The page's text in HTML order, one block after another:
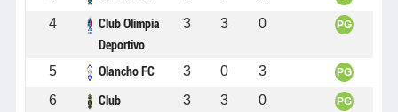
4
Club Olimpia
Deportivo
3 3 0 PG
5 Olancho FC 3 0 3 PG
6
Club
3 3 0 PG